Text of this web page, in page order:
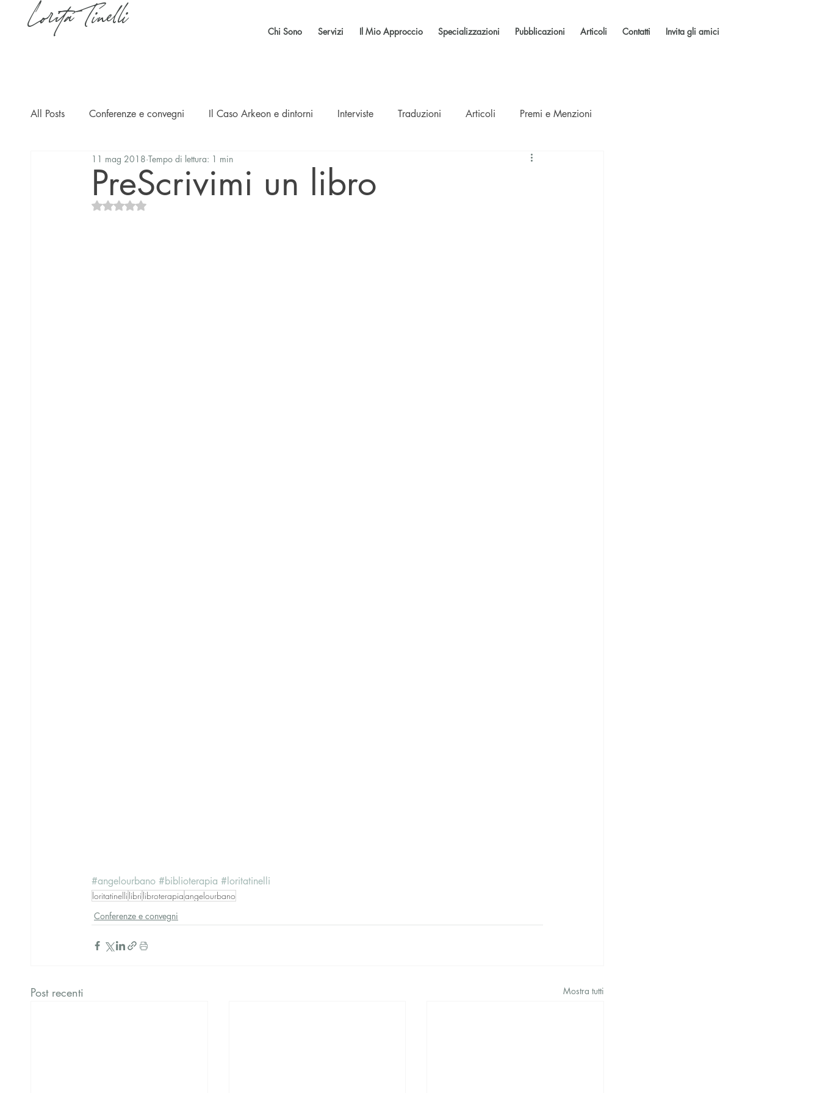
Lorita Tinelli Chi Sono Servizi Il Mio Approccio Specializzazioni Pubblicazioni Articoli Contatti Invita gli amici
All Posts Conferenze e convegni Il Caso Arkeon e dintorni Interviste Traduzioni Articoli Premi e Menzioni
Ripercussioni Articoli in inglese
PreScrivimi un libro
11 mag 2018 Tempo di lettura: 1 min
Valutazione NaN stelle su 5.
#angelourbano #biblioterapia #loritatinelli
loritatinelli libri libroterapiaangelourbano
Conferenze e convegni
Post recenti Mostra tutti